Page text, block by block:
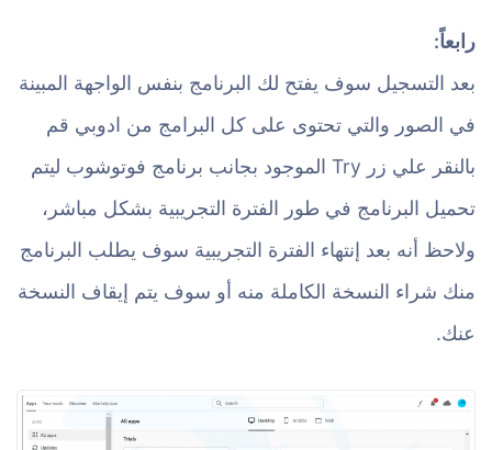
رابعاً:
بعد التسجيل سوف يفتح لك البرنامج بنفس الواجهة المبينة
في الصور والتي تحتوى على كل البرامج من ادوبي قم
بالنقر علي زر Try الموجود بجانب برنامج فوتوشوب ليتم
تحميل البرنامج في طور الفترة التجريبية بشكل مباشر،
ولاحظ أنه بعد إنتهاء الفترة التجريبية سوف يطلب البرنامج
منك شراء النسخة الكاملة منه أو سوف يتم إيقاف النسخة
عنك.